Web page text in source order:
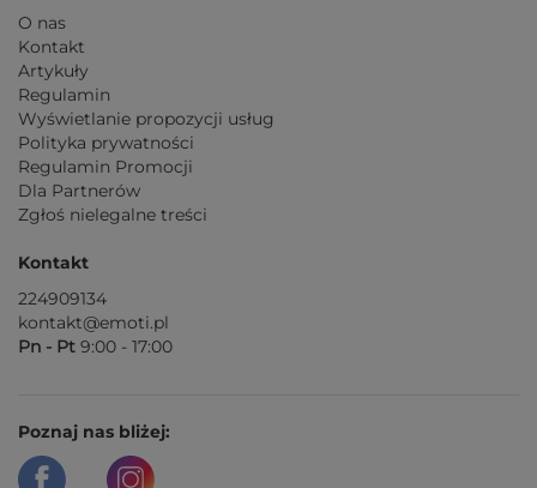
O nas
Kontakt
Artykuły
Regulamin
Wyświetlanie propozycji usług
Polityka prywatności
Regulamin Promocji
Dla Partnerów
Zgłoś nielegalne treści
Kontakt
224909134
kontakt@emoti.pl
Pn - Pt 9:00 - 17:00
Poznaj nas bliżej: